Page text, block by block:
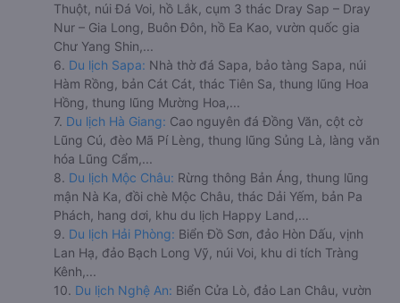
Thuột, núi Đá Voi, hồ Lắk, cụm 3 thác Dray Sap – Dray
Nur – Gia Long, Buôn Đôn, hồ Ea Kao, vườn quốc gia
Chư Yang Shin,...
6. Du lịch Sapa: Nhà thờ đá Sapa, bảo tàng Sapa, núi
Hàm Rồng, bản Cát Cát, thác Tiên Sa, thung lũng Hoa
Hồng, thung lũng Mường Hoa,...
7. Du lịch Hà Giang: Cao nguyên đá Đồng Văn, cột cờ
Lũng Cú, đèo Mã Pí Lèng, thung lũng Sủng Là, làng văn
hóa Lũng Cẩm,...
8. Du lịch Mộc Châu: Rừng thông Bản Áng, thung lũng
mận Nà Ka, đồi chè Mộc Châu, thác Dải Yếm, bản Pa
Phách, hang dơi, khu du lịch Happy Land,...
9. Du lịch Hải Phòng: Biển Đồ Sơn, đảo Hòn Dấu, vịnh
Lan Hạ, đảo Bạch Long Vỹ, núi Voi, khu di tích Tràng
Kênh,...
10. Du lịch Nghệ An: Biển Cửa Lò, đảo Lan Châu, vườn